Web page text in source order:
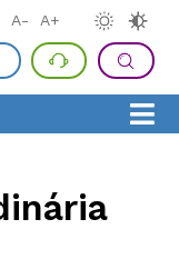
A- A+